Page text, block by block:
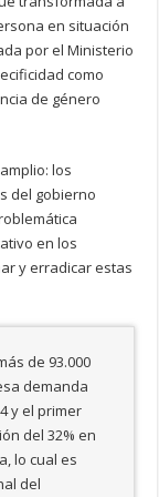
en situación
por el Ministerio
como
de género
los
del gobierno
en los
y erradicar estas
de 93.000
demanda
y el primer
del 32% en
lo cual es
del